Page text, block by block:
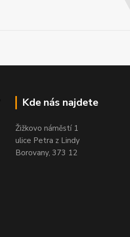
Kde nás najdete
Žižkovo náměstí 1
ulice Petra z Lindy
Borovany, 373 12